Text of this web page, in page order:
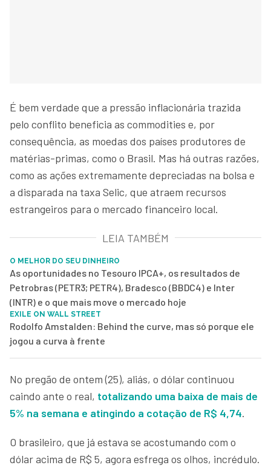
É bem verdade que a pressão inflacionária trazida
pelo conflito beneficia as commodities e, por
consequência, as moedas dos países produtores de
matérias-primas, como o Brasil. Mas há outras razões,
como as ações extremamente depreciadas na bolsa e
a disparada na taxa Selic, que atraem recursos
estrangeiros para o mercado financeiro local.
LEIA TAMBÉM
O MELHOR DO SEU DINHEIRO
As oportunidades no Tesouro IPCA+, os resultados de
Petrobras (PETR3; PETR4), Bradesco (BBDC4) e Inter
(INTR) e o que mais move o mercado hoje
EXILE ON WALL STREET
Rodolfo Amstalden: Behind the curve, mas só porque ele
jogou a curva à frente
No pregão de ontem (25), aliás, o dólar continuou
caindo ante o real, totalizando uma baixa de mais de
5% na semana e atingindo a cotação de R$ 4,74.
O brasileiro, que já estava se acostumando com o
dólar acima de R$ 5, agora esfrega os olhos, incrédulo.